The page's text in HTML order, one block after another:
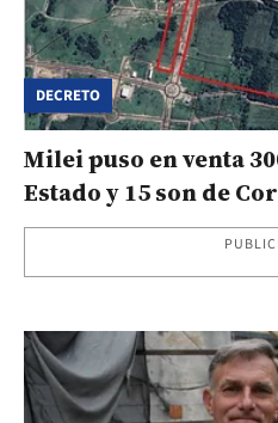
DECRETO
Milei puso en venta
Estado y 15 son de